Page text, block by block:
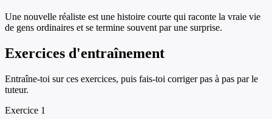
Une nouvelle réaliste est une histoire courte qui raconte la vraie vie
de gens ordinaires et se termine souvent par une surprise.
Exercices d'entraînement
Entraîne-toi sur ces exercices, puis fais-toi corriger pas à pas par le
tuteur.
Exercice 1